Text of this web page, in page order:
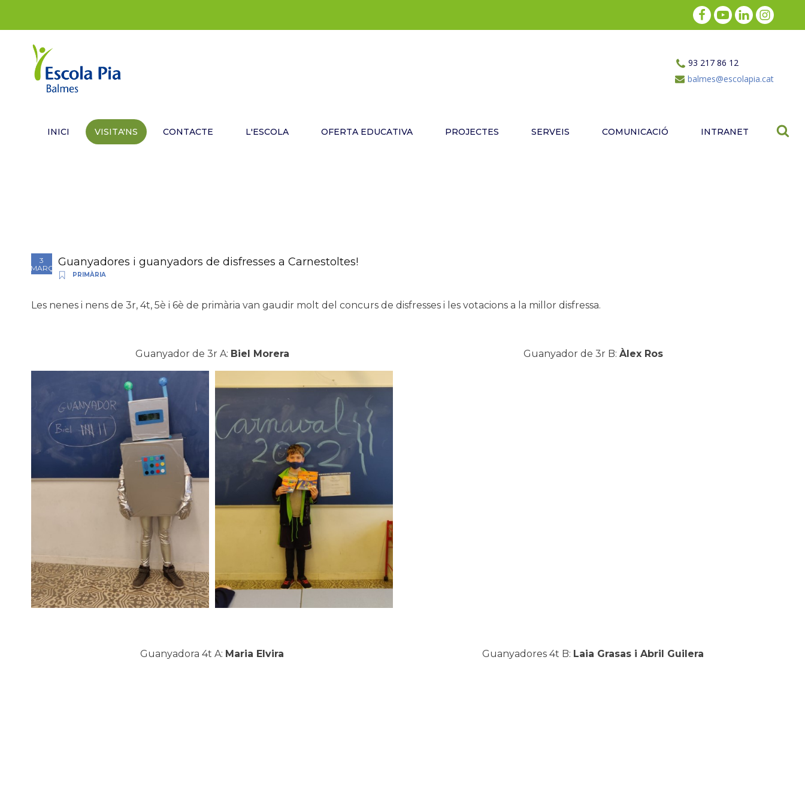
93 217 86 12
balmes@escolapia.cat
INICI VISITA'NS CONTACTE L'ESCOLA OFERTA EDUCATIVA PROJECTES SERVEIS COMUNICACIÓ INTRANET
3
MARÇ
Guanyadores i guanyadors de disfresses a Carnestoltes!
PRIMÀRIA
Les nenes i nens de 3r, 4t, 5è i 6è de primària van gaudir molt del concurs de disfresses i les votacions a la millor disfressa.
Guanyador de 3r A: Biel Morera Guanyador de 3r B: Àlex Ros
Guanyadora 4t A: Maria Elvira Guanyadores 4t B: Laia Grasas i Abril Guilera